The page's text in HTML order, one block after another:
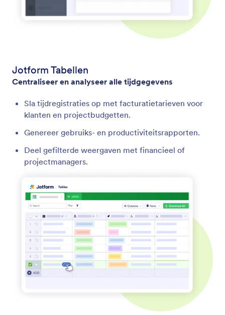
Jotform Tabellen
Centraliseer en analyseer alle tijdgegevens
Sla tijdregistraties op met facturatietarieven voor
klanten en projectbudgetten.
Genereer gebruiks- en productiviteitsrapporten.
Deel gefilterde weergaven met financieel of
projectmanagers.